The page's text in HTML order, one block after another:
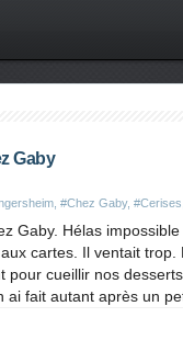
Gaby
#Chez Gaby, #Cerises
Gaby. Hélas
cartes. Il ventait trop.
pour cueillir nos
ai fait autant après un